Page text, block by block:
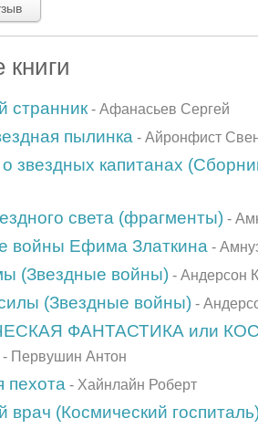
странник - Афанасьев Сергей
пылинка - Айронфист
звездных капитанах
света (фрагменты) -
войны Ефима Златкина -
(Звездные войны) - Андерсон
(Звездные войны) -
ФАНТАСТИКА или
- Первушин Антон
пехота - Хайнлайн Роберт
врач (Космический